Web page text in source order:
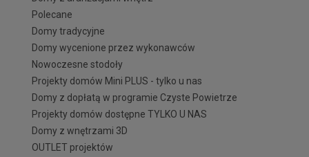
Polecane
Domy tradycyjne
Domy wycenione przez wykonawców
Nowoczesne stodoły
Projekty domów Mini PLUS - tylko u nas
Domy z dopłatą w programie Czyste Powietrze
Projekty domów dostępne TYLKO U NAS
Domy z wnętrzami 3D
OUTLET projektów